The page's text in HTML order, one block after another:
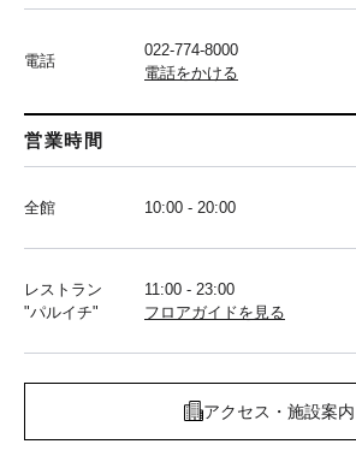
電話
022-774-8000
電話をかける
営業時間
全館 10:00 - 20:00
レストラン
"パルイチ"
11:00 - 23:00
フロアガイドを見る
アクセス・施設案内